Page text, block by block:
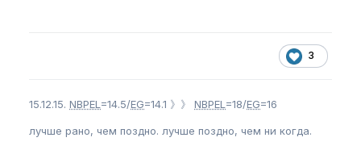
3
15.12.15. NBPEL =14.5/EG=14.1 》》 NBPEL =18/EG=16
лучше рано, чем поздно. лучше поздно, чем ни когда.